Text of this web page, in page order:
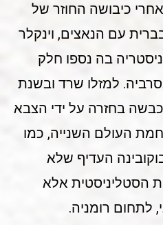
בצ'רנוביץ. בשנת 1941 אחרי כיבושה החוזר של
עם הנאצים, וינקלר
בה נספו חלק
למזלו שרד ובשנת
שנכבשה בחזרה על ידי הצבא
העולם השנייה, כמו
העדיף שלא
הסטליניסטית אלא
לתחום רומניה.